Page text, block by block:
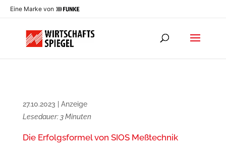
Eine Marke von
27.10.2023
Anzeige
Lesedauer: 3 Minuten
Die Erfolgsformel von SIOS Meßtechnik